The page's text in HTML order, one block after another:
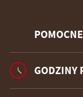
GODZINY